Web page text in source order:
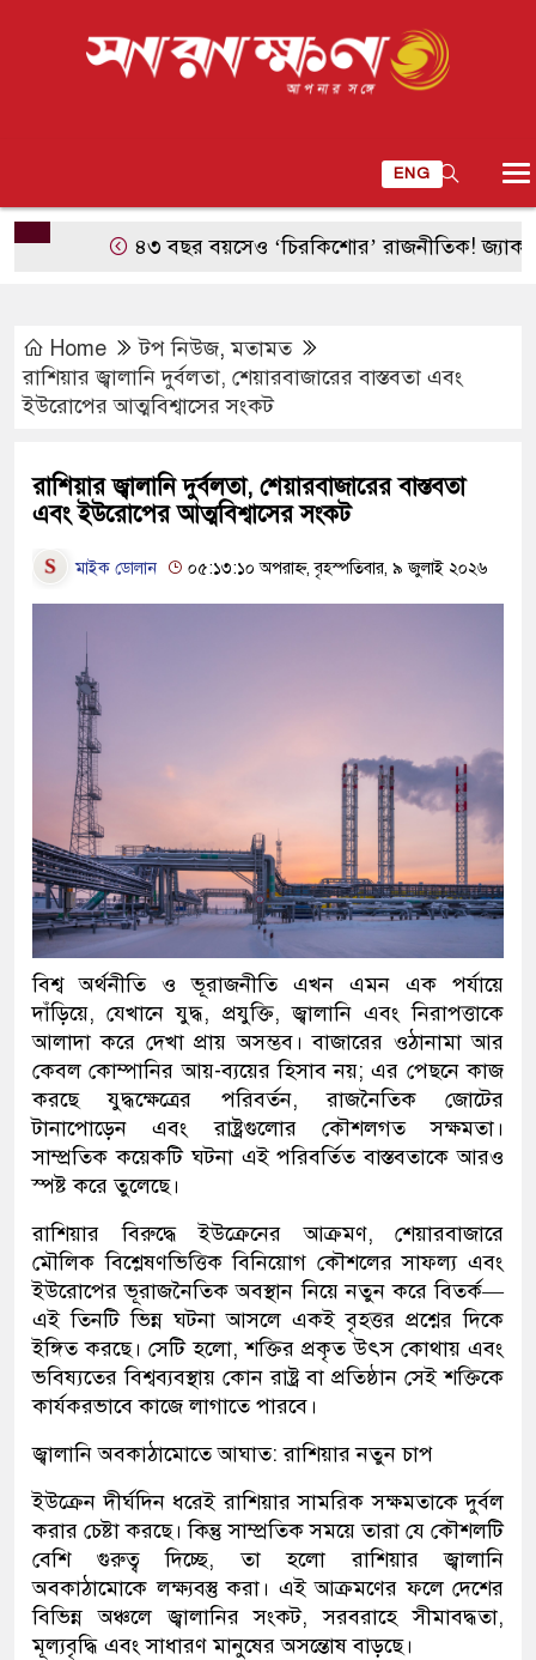
ENG
৪৩ বছর বয়সেও ‘চিরকিশোর’ রাজনীতিক! জ্যাক
Home টপ নিউজ,মতামত
রাশিয়ার জ্বালানি দুর্বলতা, শেয়ারবাজারের বাস্তবতা এবং
ইউরোপের আত্মবিশ্বাসের সংকট
রাশিয়ার জ্বালানি দুর্বলতা, শেয়ারবাজারের বাস্তবতা
এবং ইউরোপের আত্মবিশ্বাসের সংকট
মাইক ডোলান ০৫:১৩:১০ অপরাহ্ন, বৃহস্পতিবার, ৯ জুলাই ২০২৬
বিশ্ব অর্থনীতি ও ভূরাজনীতি এখন এমন এক পর্যায়ে
দাঁড়িয়ে, যেখানে যুদ্ধ, প্রযুক্তি, জ্বালানি এবং নিরাপত্তাকে
আলাদা করে দেখা প্রায় অসম্ভব। বাজারের ওঠানামা আর
কেবল কোম্পানির আয়-ব্যয়ের হিসাব নয়; এর পেছনে কাজ
করছে যুদ্ধক্ষেত্রের পরিবর্তন, রাজনৈতিক জোটের
টানাপোড়েন এবং রাষ্ট্রগুলোর কৌশলগত সক্ষমতা।
সাম্প্রতিক কয়েকটি ঘটনা এই পরিবর্তিত বাস্তবতাকে আরও
স্পষ্ট করে তুলেছে।
রাশিয়ার বিরুদ্ধে ইউক্রেনের আক্রমণ, শেয়ারবাজারে
মৌলিক বিশ্লেষণভিত্তিক বিনিয়োগ কৌশলের সাফল্য এবং
ইউরোপের ভূরাজনৈতিক অবস্থান নিয়ে নতুন করে বিতর্ক—
এই তিনটি ভিন্ন ঘটনা আসলে একই বৃহত্তর প্রশ্নের দিকে
ইঙ্গিত করছে। সেটি হলো, শক্তির প্রকৃত উৎস কোথায় এবং
ভবিষ্যতের বিশ্বব্যবস্থায় কোন রাষ্ট্র বা প্রতিষ্ঠান সেই শক্তিকে
কার্যকরভাবে কাজে লাগাতে পারবে।
জ্বালানি অবকাঠামোতে আঘাত: রাশিয়ার নতুন চাপ
ইউক্রেন দীর্ঘদিন ধরেই রাশিয়ার সামরিক সক্ষমতাকে দুর্বল
করার চেষ্টা করছে। কিন্তু সাম্প্রতিক সময়ে তারা যে কৌশলটি
বেশি গুরুত্ব দিচ্ছে, তা হলো রাশিয়ার জ্বালানি
অবকাঠামোকে লক্ষ্যবস্তু করা। এই আক্রমণের ফলে দেশের
বিভিন্ন অঞ্চলে জ্বালানির সংকট, সরবরাহে সীমাবদ্ধতা,
মূল্যবৃদ্ধি এবং সাধারণ মানুষের অসন্তোষ বাড়ছে।